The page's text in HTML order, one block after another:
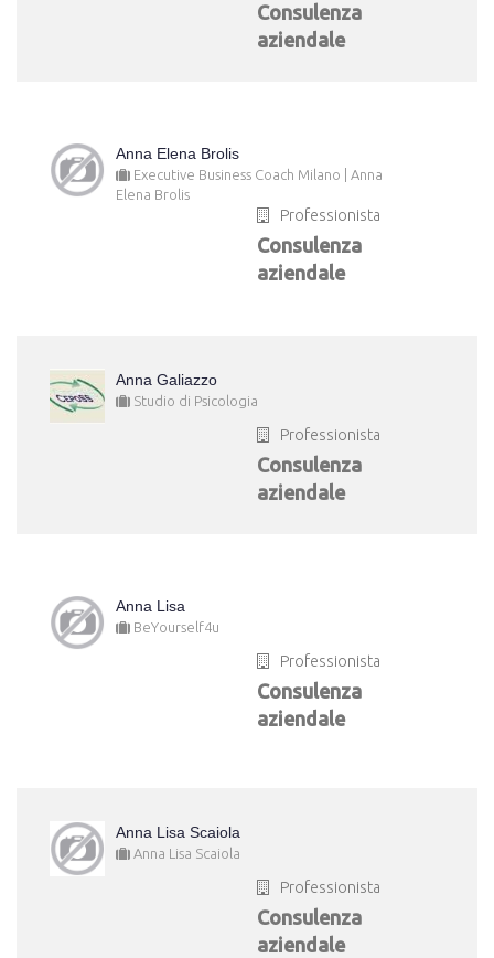
Consulenza
aziendale
Anna Elena Brolis
Executive Business Coach Milano | Anna
Elena Brolis
Professionista
Consulenza
aziendale
Anna Galiazzo
Studio di Psicologia
Professionista
Consulenza
aziendale
Anna Lisa
BeYourself4u
Professionista
Consulenza
aziendale
Anna Lisa Scaiola
Anna Lisa Scaiola
Professionista
Consulenza
aziendale